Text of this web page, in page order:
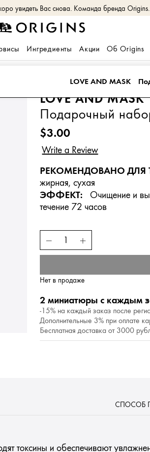
увидеть Вас снова. Команда бренда Origins.
Ингредиенты Акции Об Origins
LOVE AND MASK
Подарочный
$3.00
РЕКОМЕНДОВАНО ДЛЯ
жирная, сухая
ЭФФЕКТ:
Очищение и
течение 72 часов
Нет в продаже
2 миниатюры с каждым
-15% на каждый заказ после
Дополнительные 3% при оплате
Бесплатная доставка от 3000
СПОСОБ
токсины и обеспечивают
LOVE AND MASK